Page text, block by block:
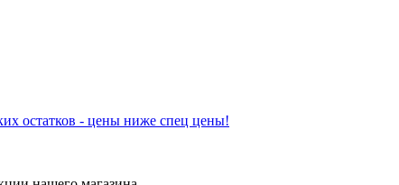
остатков - цены ниже спец цены!